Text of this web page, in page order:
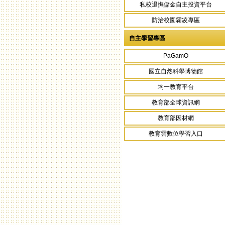
私校退撫儲金自主投資平台
防治校園霸凌專區
自主學習專區
PaGamO
國立自然科學博物館
均一教育平台
教育部全球資訊網
教育部因材網
教育雲數位學習入口